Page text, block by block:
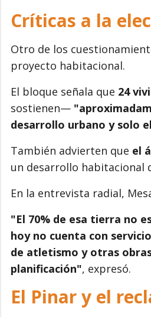
Críticas a la
Otro de los
proyecto habitacional.
El bloque señala que 24
sostienen—
desarrollo urbano y solo
También advierten que el
un desarrollo habitacional
En la entrevista radial,
"El 70% de esa tierra no
hoy no cuenta con
de atletismo y otras
planificación", expresó.
El Pinar y el